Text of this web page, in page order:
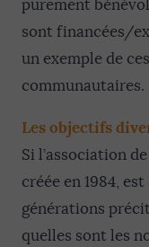
purement
sont financées/
un exemple de
communautaires.
Les objectifs
Si l’association
créée en 1984,
générations
quelles sont les